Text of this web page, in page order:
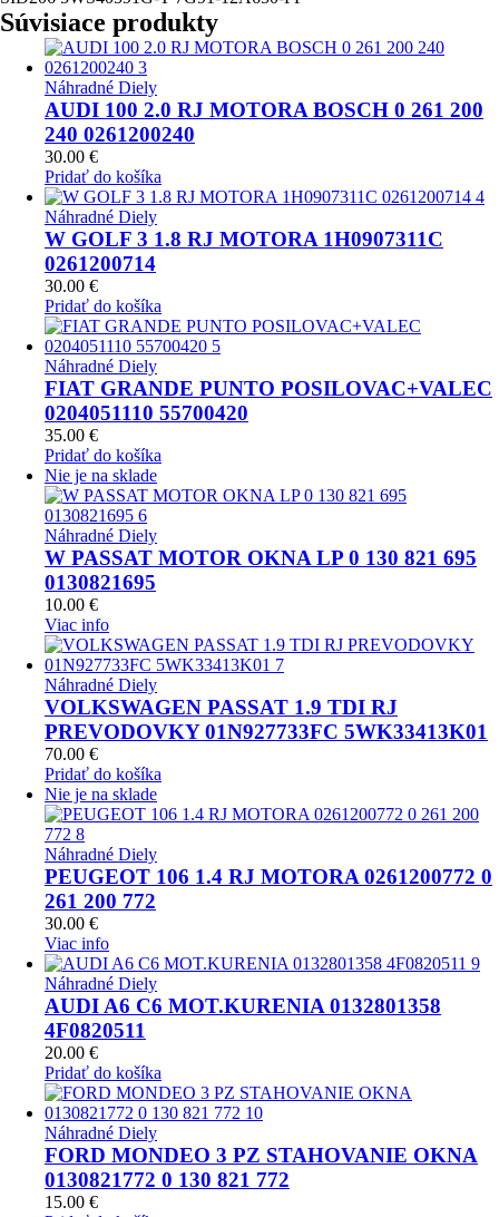
Súvisiace produkty
Náhradné Diely
AUDI 100 2.0 RJ MOTORA BOSCH 0 261 200
240 0261200240
30.00 €
Pridať do košíka
Náhradné Diely
W GOLF 3 1.8 RJ MOTORA 1H0907311C
0261200714
30.00 €
Pridať do košíka
Náhradné Diely
FIAT GRANDE PUNTO POSILOVAC+VALEC
0204051110 55700420
35.00 €
Pridať do košíka
Nie je na sklade
Náhradné Diely
W PASSAT MOTOR OKNA LP 0 130 821 695
0130821695
10.00 €
Viac info
Náhradné Diely
VOLKSWAGEN PASSAT 1.9 TDI RJ
PREVODOVKY 01N927733FC 5WK33413K01
70.00 €
Pridať do košíka
Nie je na sklade
Náhradné Diely
PEUGEOT 106 1.4 RJ MOTORA 0261200772 0
261 200 772
30.00 €
Viac info
Náhradné Diely
AUDI A6 C6 MOT.KURENIA 0132801358
4F0820511
20.00 €
Pridať do košíka
Náhradné Diely
FORD MONDEO 3 PZ STAHOVANIE OKNA
0130821772 0 130 821 772
15.00 €